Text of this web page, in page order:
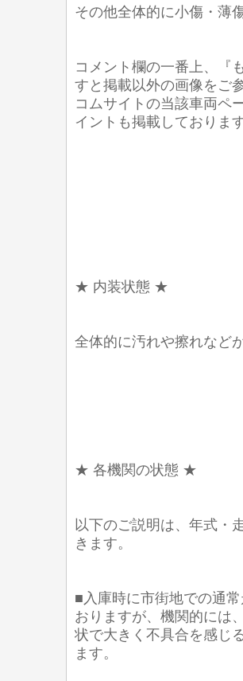
その他全体的に小傷・薄
コメント欄の一番上、『
すと掲載以外の画像をご
コムサイトの当該車両ペ
イントも掲載しておりま
★ 内装状態 ★
全体的に汚れや擦れなど
★ 各機関の状態 ★
以下のご説明は、年式・
きます。
■入庫時に市街地での通
おりますが、機関的には
状で大きく不具合を感じ
ます。